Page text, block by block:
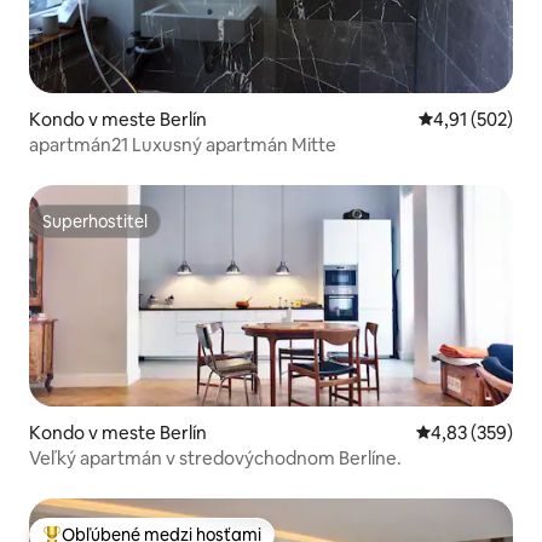
Kondo v meste Berlín Priemerné
4,91 (502)
apartmán21 Luxusný apartmán Mitte
Superhostiteľ
Superhostiteľ
Kondo v meste Berlín Priemerné
4,83 (359)
Veľký apartmán v stredovýchodnom Berlíne.
Obľúbené medzi hosťami